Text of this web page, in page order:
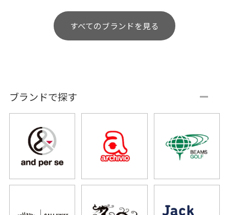
すべてのブランドを見る
ブランドで探す